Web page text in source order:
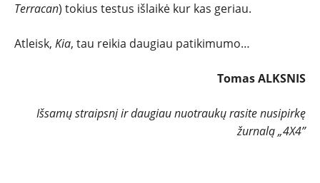
Terracan) tokius testus išlaikė kur kas geriau.
Atleisk, Kia, tau reikia daugiau patikimumo…
Tomas ALKSNIS
Išsamų straipsnį ir daugiau nuotraukų rasite nusipirkę
žurnalą „4X4”